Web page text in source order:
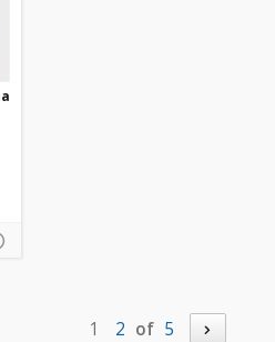
1 2 of 5